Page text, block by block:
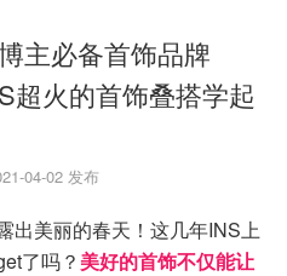
主必备首饰品牌
超火的首饰叠搭学起
04-02 发布
出美丽的春天！这几年INS上
了吗？ 美好的首饰不仅能让